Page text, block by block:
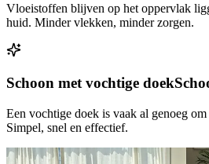
Vloeistoffen blijven op het oppervlak
huid. Minder vlekken, minder zorgen.
Schoon met vochtige doek
Een vochtige doek is vaak al genoeg
Simpel, snel en effectief.